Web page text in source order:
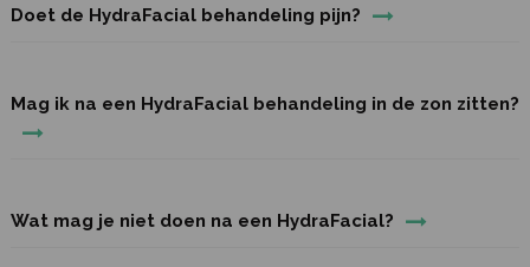
Doet de HydraFacial behandeling pijn?
Mag ik na een HydraFacial behandeling in de zon zitten?
Wat mag je niet doen na een HydraFacial?